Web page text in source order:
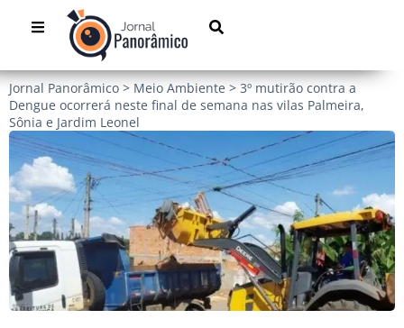
Jornal Panorâmico > Meio Ambiente > 3º mutirão contra a
Dengue ocorrerá neste final de semana nas vilas Palmeira,
Sônia e Jardim Leonel